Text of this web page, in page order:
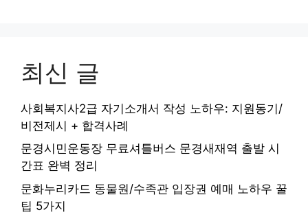
최신 글
사회복지사2급 자기소개서 작성 노하우: 지원동기/
비전제시 + 합격사례
문경시민운동장 무료셔틀버스 문경새재역 출발 시
간표 완벽 정리
문화누리카드 동물원/수족관 입장권 예매 노하우 꿀
팁 5가지